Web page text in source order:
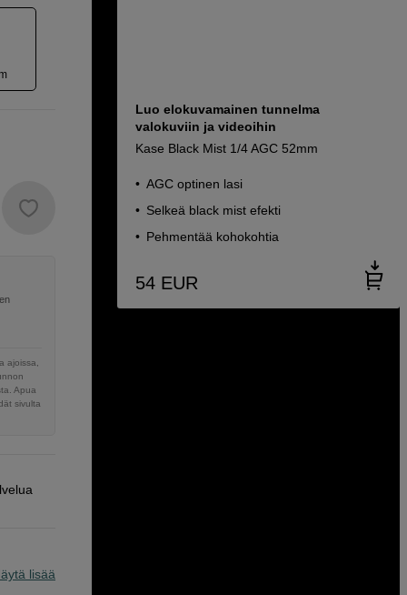
ajoissa,
Apua
sivulta
lisää
Luo elokuvamainen tunnelma
valokuviin ja videoihin
Kase Black Mist 1/4 AGC 52mm
AGC optinen lasi
Selkeä black mist efekti
Pehmentää kohokohtia
54 EUR